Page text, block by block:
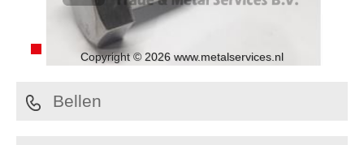
Copyright © 2026 www.metalservices.nl
Bellen